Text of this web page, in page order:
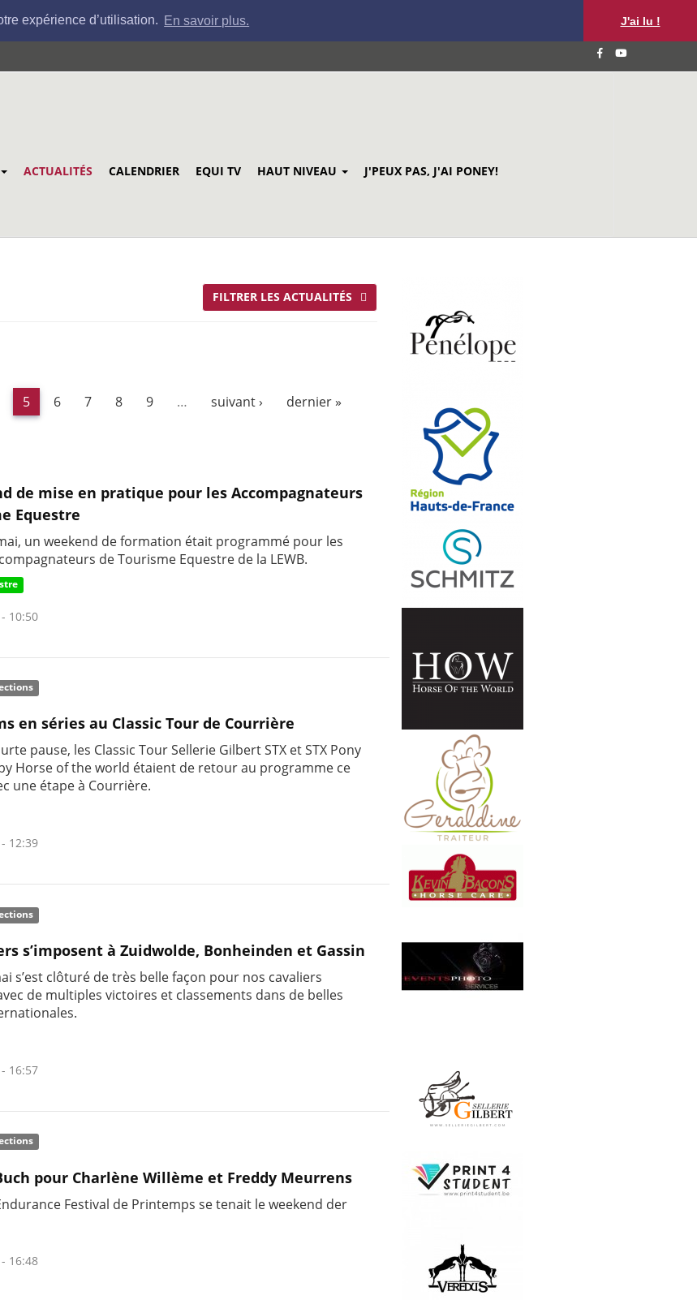
expérience d’utilisation. En savoir plus. J'ai lu !
ACTUALITÉS CALENDRIER EQUI TV HAUT NIVEAU J'PEUX PAS, J'AI PONEY!
FILTRER LES ACTUALITÉS
5 6 7 8 9 … suivant › dernier »
de mise en pratique pour les Accompagnateurs
Equestre
un weekend de formation était programmé pour les
de Tourisme Equestre de la LEWB.
10:50
en séries au Classic Tour de Courrière
pause, les Classic Tour Sellerie Gilbert STX et STX Pony
Horse of the world étaient de retour au programme ce
une étape à Courrière.
12:39
s’imposent à Zuidwolde, Bonheinden et Gassin
s’est clôturé de très belle façon pour nos cavaliers
de multiples victoires et classements dans de belles
16:57
pour Charlène Willème et Freddy Meurrens
Festival de Printemps se tenait le weekend der
16:48